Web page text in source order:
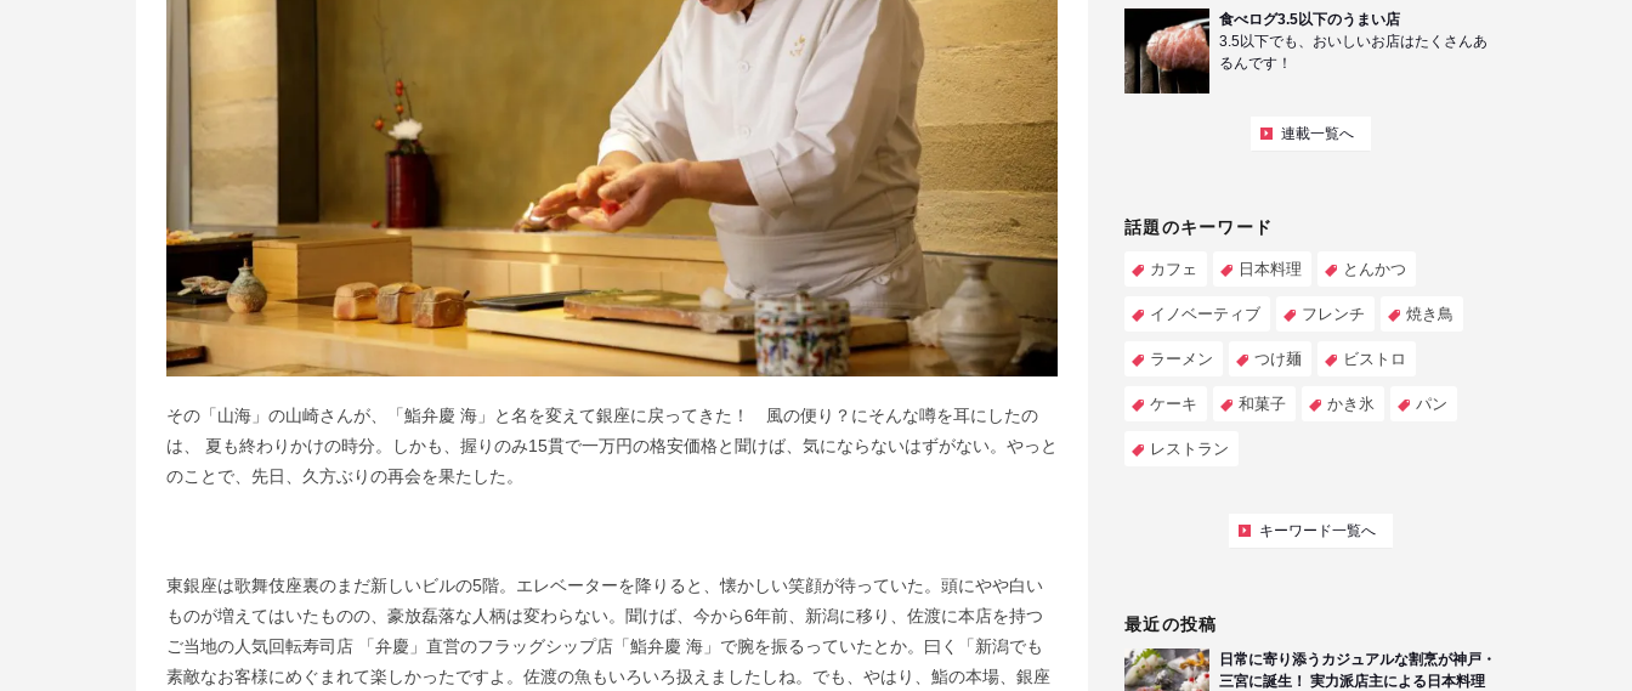
その「山海」の山崎さんが、「鮨弁慶 海」と名を変えて銀座に戻ってきた！ 風の便り？にそんな噂を耳にしたの
は、 夏も終わりかけの時分。しかも、握りのみ15貫で一万円の格安価格と聞けば、気にならないはずがない。やっと
のことで、先日、久方ぶりの再会を果たした。
東銀座は歌舞伎座裏のまだ新しいビルの5階。エレベーターを降りると、懐かしい笑顔が待っていた。頭にやや白い
ものが増えてはいたものの、豪放磊落な人柄は変わらない。聞けば、今から6年前、新潟に移り、佐渡に本店を持つ
ご当地の人気回転寿司店 「弁慶」直営のフラッグシップ店「鮨弁慶 海」で腕を振るっていたとか。曰く「新潟でも
素敵なお客様にめぐまれて楽しかったですよ。佐渡の魚もいろいろ扱えましたしね。でも、やはり、鮨の本場、銀座
食べログ3.5以下のうまい店
3.5以下でも、おいしいお店はたくさんあ
るんです！
連載一覧へ
話題のキーワード
カフェ 日本料理 とんかつ
イノベーティブ フレンチ 焼き鳥
ラーメン つけ麺 ビストロ
ケーキ 和菓子 かき氷 パン
レストラン
キーワード一覧へ
最近の投稿
日常に寄り添うカジュアルな割烹が神戸・
三宮に誕生！ 実力派店主による日本料理